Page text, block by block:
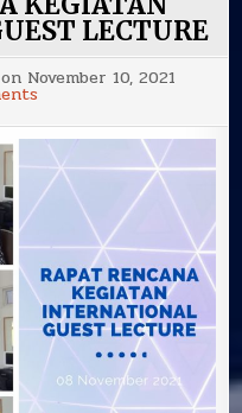
LECTURE
November 10, 2021
on
RENCANA
KEGIATAN
INTERNATIONAL
GUEST
LECTURE